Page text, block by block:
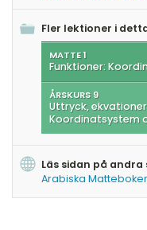
Fler lektioner i
MATTE 1
Funktioner:
ÅRSKURS 9
Uttryck,
Koordinatsystem
Läs sidan på andra